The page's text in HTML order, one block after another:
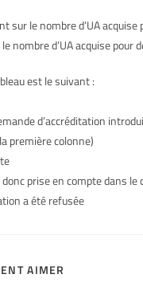
sur le nombre d’UA
nombre d’UA acquise
est le suivant :
d’accréditation
première colonne)
prise en compte dans le
a été refusée
AIMER